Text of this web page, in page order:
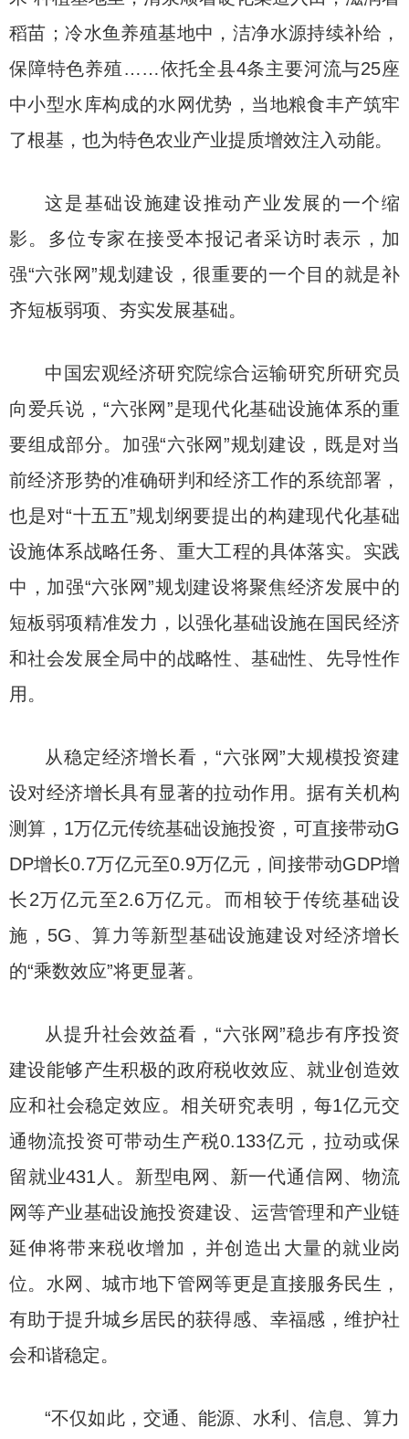
稻苗；冷水鱼养殖基地中，洁净水源持续补给，
保障特色养殖……依托全县4条主要河流与25座
中小型水库构成的水网优势，当地粮食丰产筑牢
了根基，也为特色农业产业提质增效注入动能。
这是基础设施建设推动产业发展的一个缩
影。多位专家在接受本报记者采访时表示，加
强“六张网”规划建设，很重要的一个目的就是补
齐短板弱项、夯实发展基础。
中国宏观经济研究院综合运输研究所研究员
向爱兵说，“六张网”是现代化基础设施体系的重
要组成部分。加强“六张网”规划建设，既是对当
前经济形势的准确研判和经济工作的系统部署，
也是对“十五五”规划纲要提出的构建现代化基础
设施体系战略任务、重大工程的具体落实。实践
中，加强“六张网”规划建设将聚焦经济发展中的
短板弱项精准发力，以强化基础设施在国民经济
和社会发展全局中的战略性、基础性、先导性作
用。
从稳定经济增长看，“六张网”大规模投资建
设对经济增长具有显著的拉动作用。据有关机构
测算，1万亿元传统基础设施投资，可直接带动G
DP增长0.7万亿元至0.9万亿元，间接带动GDP增
长2万亿元至2.6万亿元。而相较于传统基础设
施，5G、算力等新型基础设施建设对经济增长
的“乘数效应”将更显著。
从提升社会效益看，“六张网”稳步有序投资
建设能够产生积极的政府税收效应、就业创造效
应和社会稳定效应。相关研究表明，每1亿元交
通物流投资可带动生产税0.133亿元，拉动或保
留就业431人。新型电网、新一代通信网、物流
网等产业基础设施投资建设、运营管理和产业链
延伸将带来税收增加，并创造出大量的就业岗
位。水网、城市地下管网等更是直接服务民生，
有助于提升城乡居民的获得感、幸福感，维护社
会和谐稳定。
“不仅如此，交通、能源、水利、信息、算力